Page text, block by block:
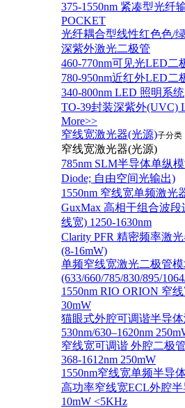
375-1550nm 紧凑型光纤
POCKET
光纤耦合型线性红色色/
深紫外激光二极管
460-770nm可见光LED二
780-950nm近红外LED二
340-800nm LED 照明系统
TO-39封装深紫外(UVC)
More>>
窄线宽激光器(光源)子分类
窄线宽激光器(光源)
785nm SLM半导体单纵
Diode; 自由空间光输出)
1550nm 窄线宽单频激光
GuxMax 高相干组合波
线宽) 1250-1630nm
Clarity PFR 精密频率激
(8-16mW)
单频窄线宽激光二极管
(633/660/785/830/895/
1550nm RIO ORION 窄
30mW
猫眼式外腔可调谐半导
530nm/630–1620nm
窄线宽可调谐 外腔二极
368-1612nm 250mW
1550nm窄线宽单频半导
高功率窄线宽ECL外腔
10mW <5KHz